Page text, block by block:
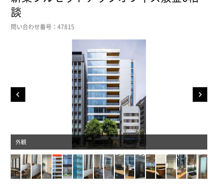
談
問い合わせ番号：47815
外観